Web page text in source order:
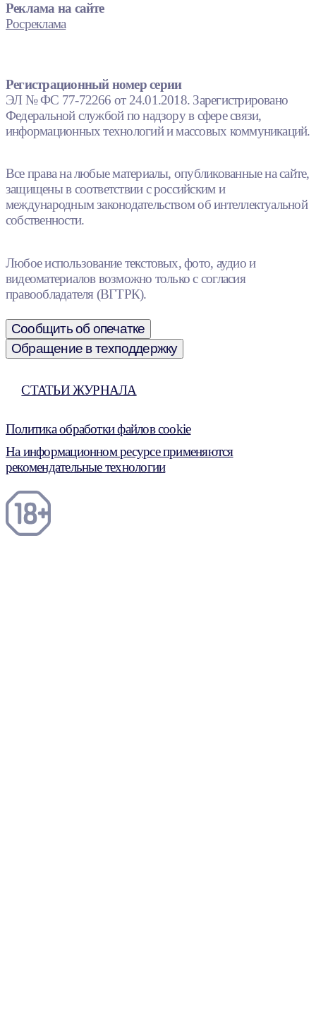
Реклама на сайте
Росреклама
Регистрационный номер серии
ЭЛ № ФС 77-72266 от 24.01.2018. Зарегистрировано
Федеральной службой по надзору в сфере связи,
информационных технологий и массовых коммуникаций.
Все права на любые материалы, опубликованные на сайте,
защищены в соответствии с российским и
международным законодательством об интеллектуальной
собственности.
Любое использование текстовых, фото, аудио и
видеоматериалов возможно только с согласия
правообладателя (ВГТРК).
Сообщить об опечатке
Обращение в техподдержку
СТАТЬИ ЖУРНАЛА
Политика обработки файлов cookie
На информационном ресурсе применяются
рекомендательные технологии